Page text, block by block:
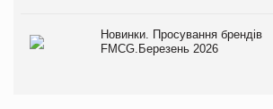
Новинки. Просування брендів
FMCG.Березень 2026